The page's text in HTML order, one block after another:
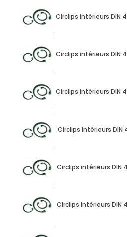
Circlips intérieurs DIN
Circlips intérieurs DIN
Circlips intérieurs DIN
Circlips intérieurs DIN
Circlips intérieurs DIN
Circlips intérieurs DIN